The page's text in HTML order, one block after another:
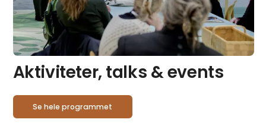
Aktiviteter, talks & events
Se hele programmet